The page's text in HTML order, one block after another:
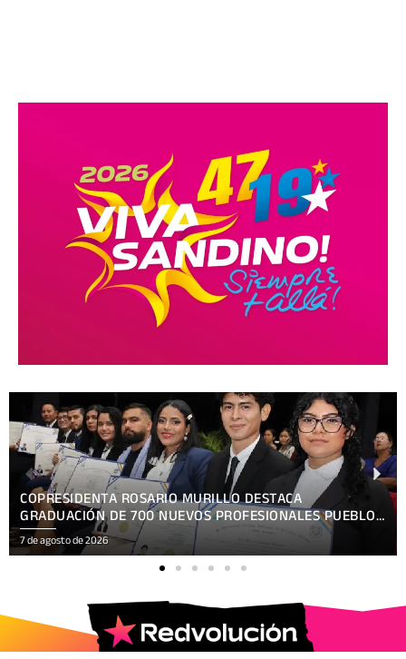
PRESENTAN TEMÁTICA OFICIAL HACKATHON NICARAGUA
KRONOX 2026, 10 AÑOS ¡SIEMPRE MÁS ALLÁ!
7 de agosto de 2026